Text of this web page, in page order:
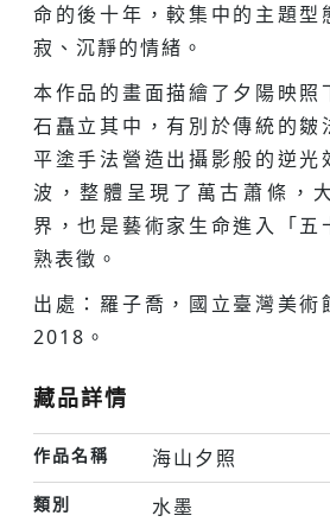
命的後十年，較集中的主題型
寂、沉靜的情緒。
本作品的畫面描繪了夕陽映照
石矗立其中，有別於傳統的皴
平塗手法營造出攝影般的逆光
波，整體呈現了萬古蕭條，
界，也是藝術家生命進入「五
熟表徵。
出處：羅子喬，國立臺灣美術
2018。
藏品詳情
作品名稱 海山夕照
類別 水墨